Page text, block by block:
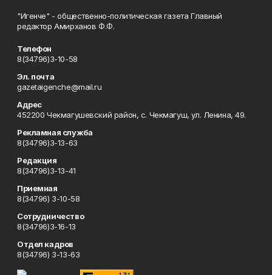
"Игенче" - общественно-политическая газета Главный
редактор Амирханов Ф.Ф.
Телефон
8(34796)3-10-58
Эл. почта
gazetaigenche@mail.ru
Адрес
452200 Чекмагушевский район, с. Чекмагуш, ул. Ленина, 49.
Рекламная служба
8(34796)3-13-63
Редакция
8(34796)3-13-41
Приемная
8(34796) 3-10-58
Сотрудничество
8(34796)3-16-13
Отдел кадров
8(34796) 3-13-63